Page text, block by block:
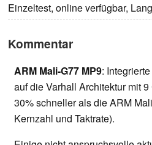
Einzeltest, online verfügbar,
Kommentar
ARM Mali-G77 MP9:
auf die Varhall Architektur mit
30% schneller als die ARM
Kernzahl und Taktrate).